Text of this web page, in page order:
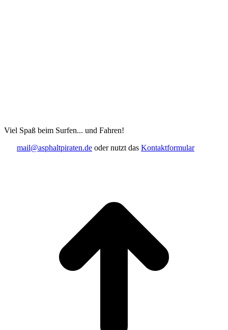
Viel Spaß beim Surfen... und Fahren!
mail@asphaltpiraten.de oder nutzt das Kontaktformular